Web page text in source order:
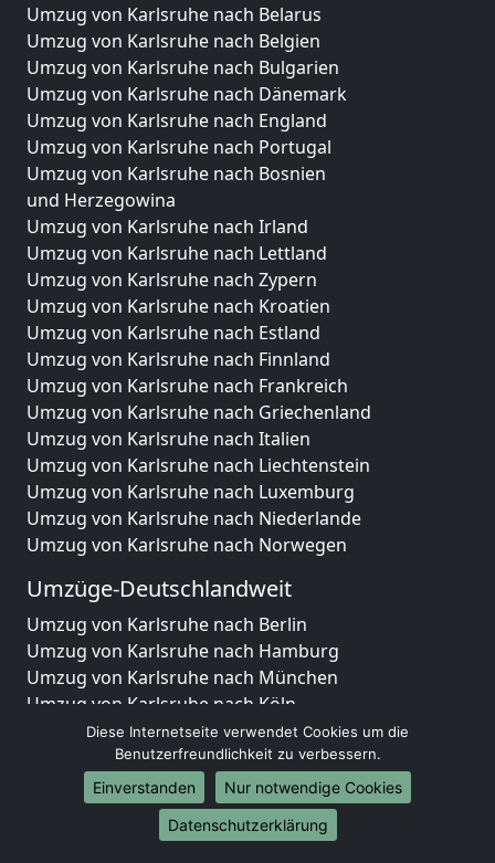
Umzug von Karlsruhe nach Belarus
Umzug von Karlsruhe nach Belgien
Umzug von Karlsruhe nach Bulgarien
Umzug von Karlsruhe nach Dänemark
Umzug von Karlsruhe nach England
Umzug von Karlsruhe nach Portugal
Umzug von Karlsruhe nach Bosnien
und Herzegowina
Umzug von Karlsruhe nach Irland
Umzug von Karlsruhe nach Lettland
Umzug von Karlsruhe nach Zypern
Umzug von Karlsruhe nach Kroatien
Umzug von Karlsruhe nach Estland
Umzug von Karlsruhe nach Finnland
Umzug von Karlsruhe nach Frankreich
Umzug von Karlsruhe nach Griechenland
Umzug von Karlsruhe nach Italien
Umzug von Karlsruhe nach Liechtenstein
Umzug von Karlsruhe nach Luxemburg
Umzug von Karlsruhe nach Niederlande
Umzug von Karlsruhe nach Norwegen
Umzüge-Deutschlandweit
Umzug von Karlsruhe nach Berlin
Umzug von Karlsruhe nach Hamburg
Umzug von Karlsruhe nach München
Umzug von Karlsruhe nach Köln
Umzug von Karlsruhe nach Frankfurt am Main
Umzug von Karlsruhe nach Stuttgart
Umzug von Karlsruhe nach Düsseldorf
Umzug von Karlsruhe nach Leipzig
Umzug von Karlsruhe nach Dortmund
Diese Internetseite verwendet Cookies um die
Benutzerfreundlichkeit zu verbessern.
Einverstanden
Nur notwendige Cookies
Datenschutzerklärung